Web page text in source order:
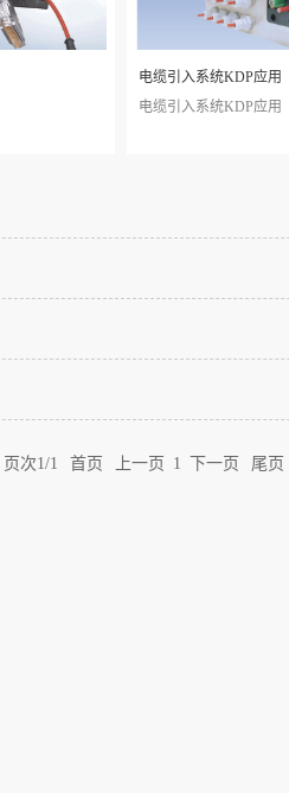
电缆引入系统KDP应用
电缆引入系统KDP应用
页次1/1 首页 上一页 1 下一页 尾页